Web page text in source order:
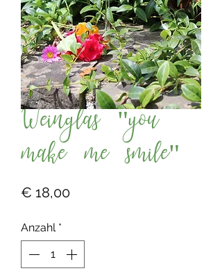
Weinglas "you
make me smile"
€ 18,00Preis
Anzahl *